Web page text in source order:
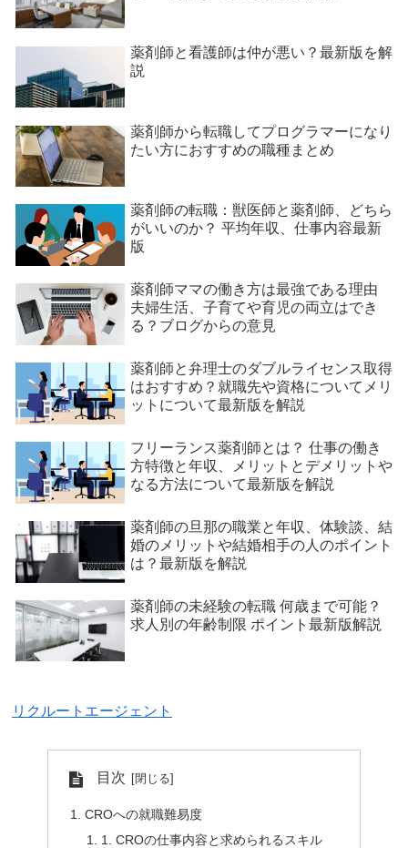
薬剤師と看護師は仲が悪い？最新版を解
説
薬剤師から転職してプログラマーになり
たい方におすすめの職種まとめ
薬剤師の転職：獣医師と薬剤師、どちら
がいいのか？ 平均年収、仕事内容最新
版
薬剤師ママの働き方は最強である理由
夫婦生活、子育てや育児の両立はでき
る？ブログからの意見
薬剤師と弁理士のダブルライセンス取得
はおすすめ？就職先や資格についてメリ
ットについて最新版を解説
フリーランス薬剤師とは？ 仕事の働き
方特徴と年収、メリットとデメリットや
なる方法について最新版を解説
薬剤師の旦那の職業と年収、体験談、結
婚のメリットや結婚相手の人のポイント
は？最新版を解説
薬剤師の未経験の転職 何歳まで可能？
求人別の年齢制限 ポイント最新版解説
リクルートエージェント
目次
CROへの就職難易度
1. CROの仕事内容と求められるスキル